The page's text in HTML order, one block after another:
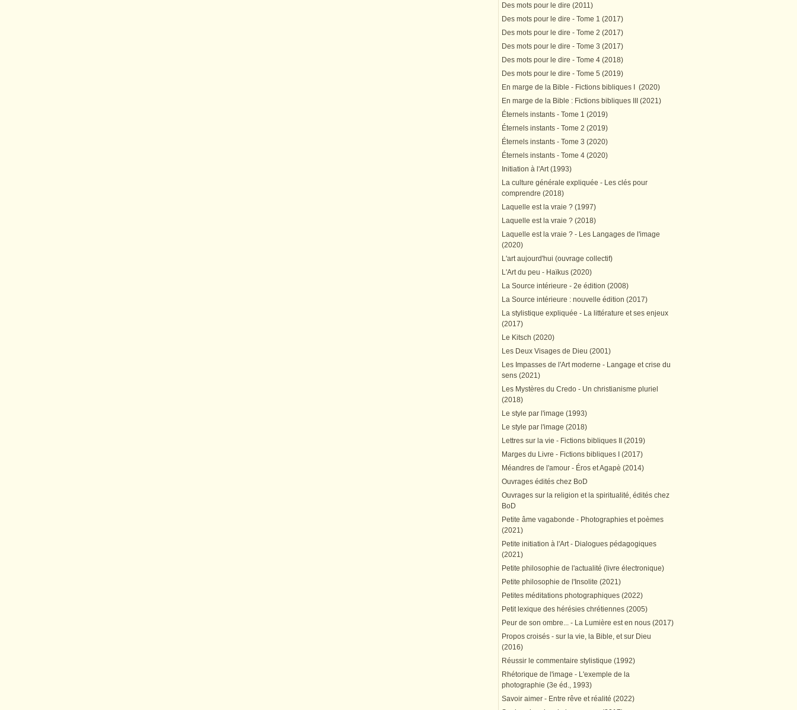
Des mots pour le dire (2011)
Des mots pour le dire - Tome 1 (2017)
Des mots pour le dire - Tome 2 (2017)
Des mots pour le dire - Tome 3 (2017)
Des mots pour le dire - Tome 4 (2018)
Des mots pour le dire - Tome 5 (2019)
En marge de la Bible - Fictions bibliques I (2020)
En marge de la Bible : Fictions bibliques III (2021)
Éternels instants - Tome 1 (2019)
Éternels instants - Tome 2 (2019)
Éternels instants - Tome 3 (2020)
Éternels instants - Tome 4 (2020)
Initiation à l'Art (1993)
La culture générale expliquée - Les clés pour
comprendre (2018)
Laquelle est la vraie ? (1997)
Laquelle est la vraie ? (2018)
Laquelle est la vraie ? - Les Langages de l'image
(2020)
L'art aujourd'hui (ouvrage collectif)
L'Art du peu - Haïkus (2020)
La Source intérieure - 2e édition (2008)
La Source intérieure : nouvelle édition (2017)
La stylistique expliquée - La littérature et ses enjeux
(2017)
Le Kitsch (2020)
Les Deux Visages de Dieu (2001)
Les Impasses de l'Art moderne - Langage et crise du
sens (2021)
Les Mystères du Credo - Un christianisme pluriel
(2018)
Le style par l'image (1993)
Le style par l'image (2018)
Lettres sur la vie - Fictions bibliques II (2019)
Marges du Livre - Fictions bibliques I (2017)
Méandres de l'amour - Éros et Agapè (2014)
Ouvrages édités chez BoD
Ouvrages sur la religion et la spiritualité, édités chez
BoD
Petite âme vagabonde - Photographies et poèmes
(2021)
Petite initiation à l'Art - Dialogues pédagogiques
(2021)
Petite philosophie de l'actualité (livre électronique)
Petite philosophie de l'Insolite (2021)
Petites méditations photographiques (2022)
Petit lexique des hérésies chrétiennes (2005)
Peur de son ombre... - La Lumière est en nous (2017)
Propos croisés - sur la vie, la Bible, et sur Dieu
(2016)
Réussir le commentaire stylistique (1992)
Rhétorique de l'image - L'exemple de la
photographie (3e éd., 1993)
Savoir aimer - Entre rêve et réalité (2022)